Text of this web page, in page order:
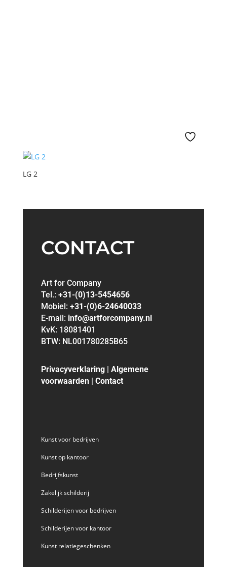
LG 2
CONTACT
Art for Company
Tel.: +31-(0)13-5454656
Mobiel: +31-(0)6-24640033
E-mail: info@artforcompany.nl
KvK: 18081401
BTW: NL001780285B65
Privacyverklaring| Algemene
voorwaarden| Contact
Kunst voor bedrijven
Kunst op kantoor
Bedrijfskunst
Zakelijk schilderij
Schilderijen voor bedrijven
Schilderijen voor kantoor
Kunst relatiegeschenken